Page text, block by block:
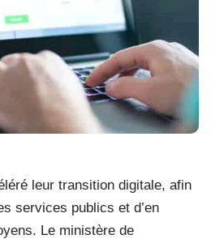
leur transition digitale, afin
services publics et d’en
Le ministère de